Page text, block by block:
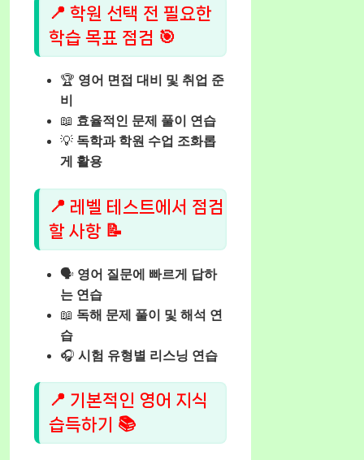
📍 학원 선택 전 필요한
학습 목표 점검 🎯
🏆 영어 면접 대비 및 취업 준
비
📖 효율적인 문제 풀이 연습
💡 독학과 학원 수업 조화롭
게 활용
📍 레벨 테스트에서 점검
할 사항 📝
🗣️ 영어 질문에 빠르게 답하
는 연습
📖 독해 문제 풀이 및 해석 연
습
🎧 시험 유형별 리스닝 연습
📍 기본적인 영어 지식
습득하기 📚